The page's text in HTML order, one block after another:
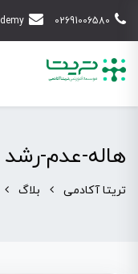
02691006580
هاله-عدم-رشد
تریتا آکادمی بلاگ